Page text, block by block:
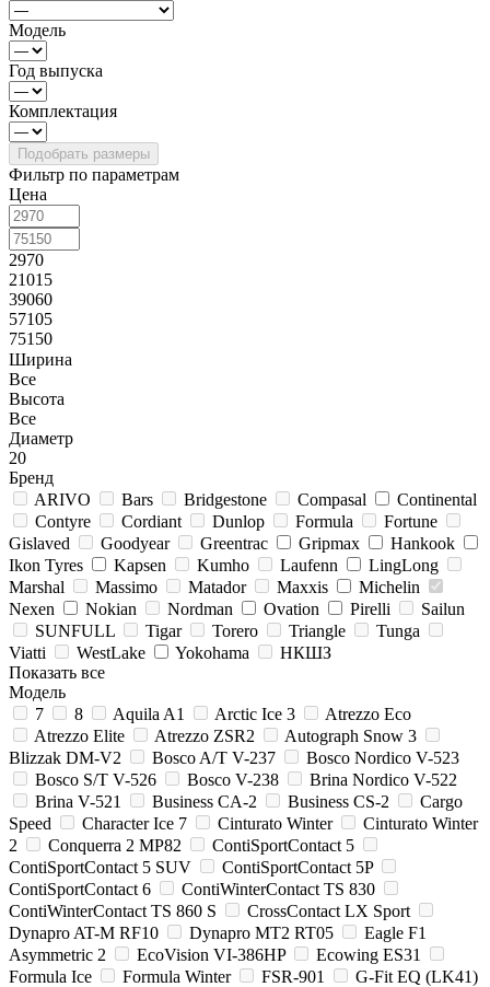
Модель
Год выпуска
Комплектация
Фильтр по параметрам
Цена
2970
21015
39060
57105
75150
Ширина
Все
Высота
Все
Диаметр
20
Бренд
ARIVO
Bars Bridgestone Compasal
Continental
Contyre
Cordiant Dunlop Formula
Fortune
Gislaved
Goodyear Greentrac Gripmax
Hankook
Ikon Tyres
Kapsen Kumho Laufenn
LingLong
Marshal
Massimo Matador Maxxis
Michelin
Nexen
Nokian Nordman Ovation Pirelli
Sailun
SUNFULL
Tigar Torero Triangle
Tunga
Viatti
WestLake Yokohama
НКШЗ
Показать все
Модель
7
8 Aquila A1 Arctic Ice 3
Atrezzo Eco
Atrezzo Elite
Atrezzo ZSR2
Autograph Snow 3
Blizzak DM-V2
Bosco A/T V-237
Bosco Nordico V-523
Bosco S/T V-526
Bosco V-238
Brina Nordico V-522
Brina V-521
Business CA-2 Business CS-2
Cargo
Speed
Character Ice 7 Cinturato Winter
Cinturato Winter
2
Conquerra 2 MP82
ContiSportContact 5
ContiSportContact 5 SUV
ContiSportContact 5P
ContiSportContact 6
ContiWinterContact TS 830
ContiWinterContact TS 860 S
CrossContact LX Sport
Dynapro AT-M RF10
Dynapro MT2 RT05
Eagle F1
Asymmetric 2
EcoVision VI-386HP
Ecowing ES31
Formula Ice
Formula Winter FSR-901
G-Fit EQ (LK41)